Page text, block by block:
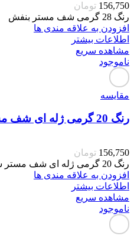
156,750 تومان
رنگ 28 گرمی شف مستر بنفش
افزودن به علاقه مندی ها
اطلاعات بیشتر
مشاهده سریع
ناموجود
مقایسه
رنگ 20 گرمی ژله ای شف مستر سفید
156,750 تومان
رنگ 20 گرمی ژله ای شف مستر سفید
افزودن به علاقه مندی ها
اطلاعات بیشتر
مشاهده سریع
ناموجود